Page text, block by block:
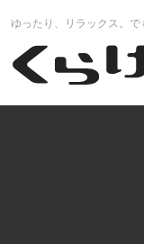
くらげバンチ
ゆったり、リラックス。で